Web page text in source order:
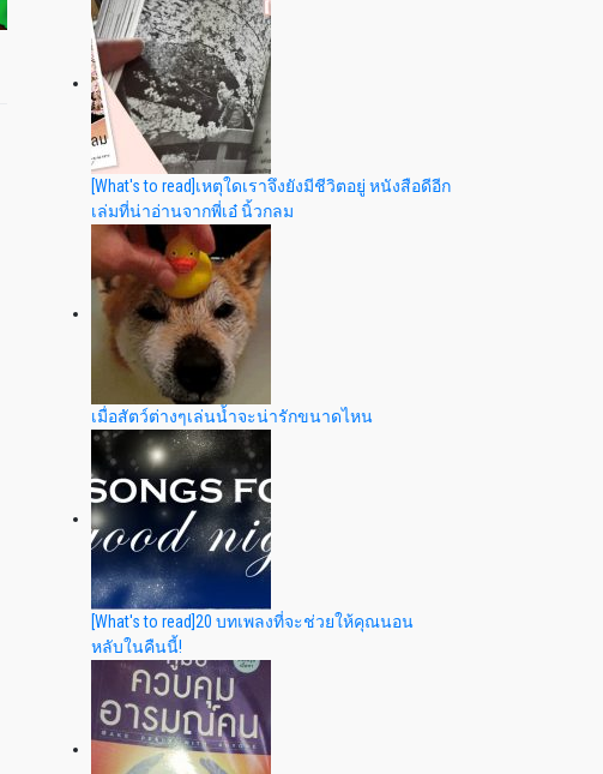
[What's to read]เหตุใดเราจึงยังมีชีวิตอยู่ หนังสือดีอีก
เล่มที่น่าอ่านจากพี่เอ๋ นิ้วกลม
เมื่อสัตว์ต่างๆเล่นน้ำจะน่ารักขนาดไหน
[What's to read]20 บทเพลงที่จะช่วยให้คุณนอน
หลับในคืนนี้!